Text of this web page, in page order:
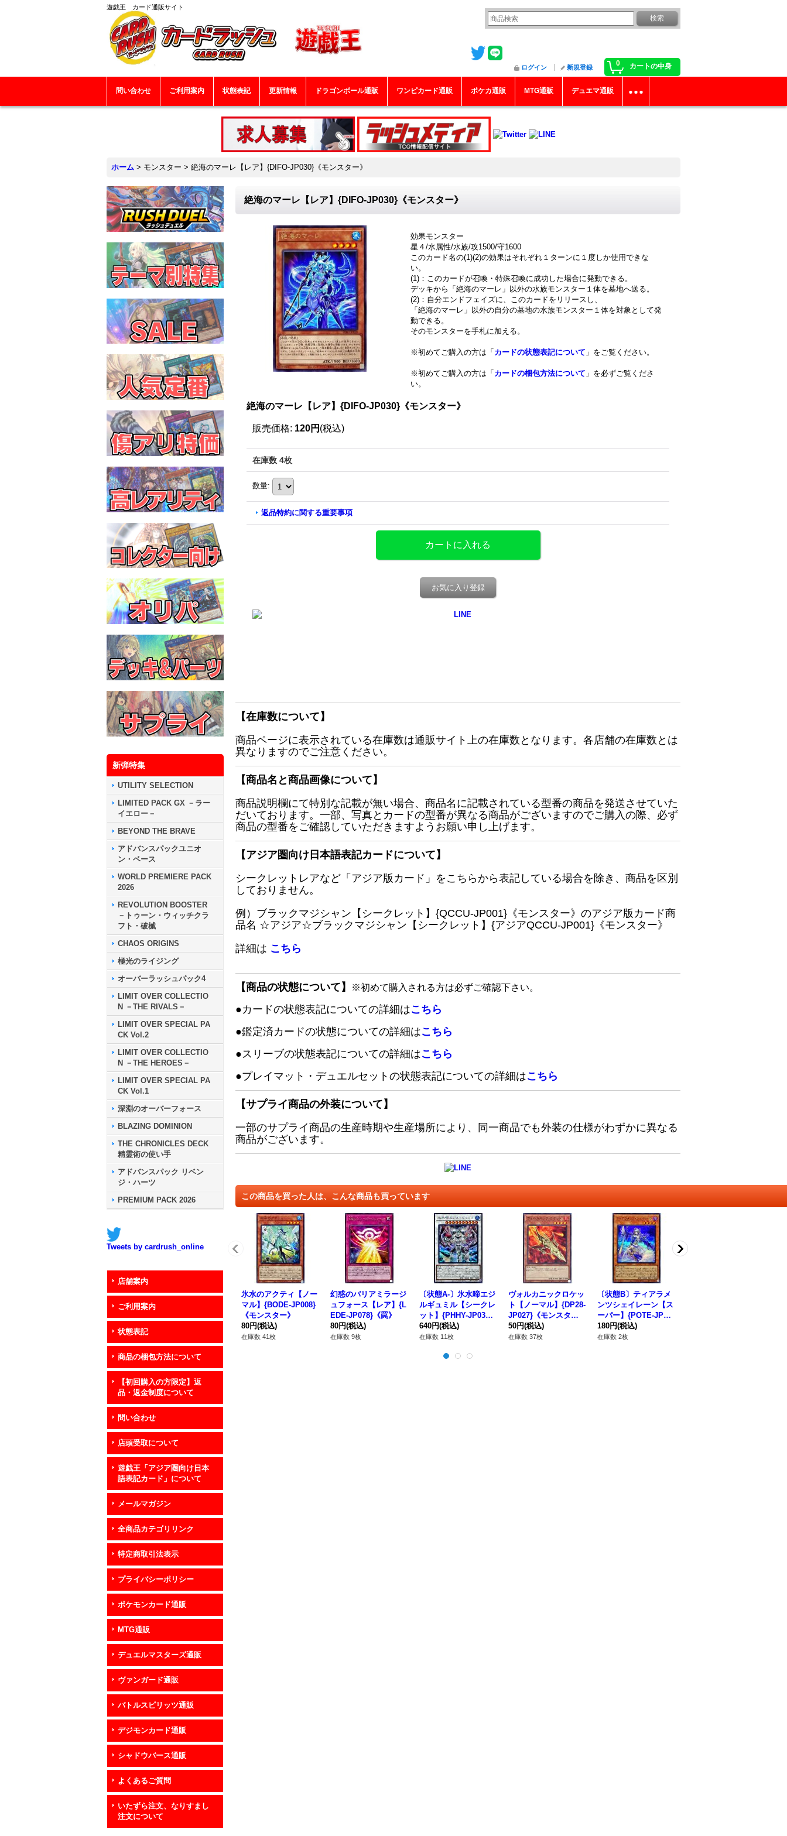
遊戯王 カード通販サイト
0 カートの中身
ログイン 新規登録
問い合わせ ご利用案内 状態表記 更新情報 ドラゴンボール通販 ワンピカード通販 ポケカ通販 MTG通販 デュエマ通販
ホーム > モンスター > 絶海のマーレ【レア】{DIFO-JP030}《モンスター》
新弾特集
UTILITY SELECTION
LIMITED PACK GX －ラー
イエロー－
BEYOND THE BRAVE
アドバンスパックユニオ
ン・ベース
WORLD PREMIERE PACK
2026
REVOLUTION BOOSTER
－トゥーン・ウィッチクラ
フト・破械
CHAOS ORIGINS
極光のライジング
オーバーラッシュパック4
LIMIT OVER COLLECTIO
N －THE RIVALS－
LIMIT OVER SPECIAL PA
CK Vol.2
LIMIT OVER COLLECTIO
N －THE HEROES－
LIMIT OVER SPECIAL PA
CK Vol.1
深淵のオーバーフォース
BLAZING DOMINION
THE CHRONICLES DECK
精霊術の使い手
アドバンスパック リベン
ジ・ハーツ
PREMIUM PACK 2026
Tweets by cardrush_online
店舗案内
ご利用案内
状態表記
商品の梱包方法について
【初回購入の方限定】返
品・返金制度について
問い合わせ
店頭受取について
遊戯王「アジア圏向け日本
語表記カード」について
メールマガジン
全商品カテゴリリンク
特定商取引法表示
プライバシーポリシー
ポケモンカード通販
MTG通販
デュエルマスターズ通販
ヴァンガード通販
バトルスピリッツ通販
デジモンカード通販
シャドウバース通販
よくあるご質問
いたずら注文、なりすまし
注文について
絶海のマーレ【レア】{DIFO-JP030}《モンスター》
効果モンスター
星４/水属性/水族/攻1500/守1600
このカード名の(1)(2)の効果はそれぞれ１ターンに１度しか使用できな
い。
(1)：このカードが召喚・特殊召喚に成功した場合に発動できる。
デッキから「絶海のマーレ」以外の水族モンスター１体を墓地へ送る。
(2)：自分エンドフェイズに、このカードをリリースし、
「絶海のマーレ」以外の自分の墓地の水族モンスター１体を対象として発
動できる。
そのモンスターを手札に加える。
※初めてご購入の方は「 カードの状態表記について 」をご覧ください。
※初めてご購入の方は「 カードの梱包方法について 」を必ずご覧くださ
い。
絶海のマーレ【レア】{DIFO-JP030}《モンスター》
販売価格: 120円 (税込)
在庫数 4枚
数量:
返品特約に関する重要事項
お気に入り登録
【在庫数について】
商品ページに表示されている在庫数は通販サイト上の在庫数となります。各店舗の在庫数とは
異なりますのでご注意ください。
【商品名と商品画像について】
商品説明欄にて特別な記載が無い場合、商品名に記載されている型番の商品を発送させていた
だいております。一部、写真とカードの型番が異なる商品がございますのでご購入の際、必ず
商品の型番をご確認していただきますようお願い申し上げます。
【アジア圏向け日本語表記カードについて】
シークレットレアなど「アジア版カード」をこちらから表記している場合を除き、商品を区別
しておりません。
例）ブラックマジシャン【シークレット】{QCCU-JP001}《モンスター》のアジア版カード商
品名 ☆アジア☆ブラックマジシャン【シークレット】{アジアQCCU-JP001}《モンスター》
詳細は こちら
【商品の状態について】 ※初めて購入される方は必ずご確認下さい。
●カードの状態表記についての詳細はこちら
●鑑定済カードの状態についての詳細はこちら
●スリーブの状態表記についての詳細はこちら
●プレイマット・デュエルセットの状態表記についての詳細はこちら
【サプライ商品の外装について】
一部のサプライ商品の生産時期や生産場所により、同一商品でも外装の仕様がわずかに異なる
商品がございます。
この商品を買った人は、こんな商品も買っています
氷水のアクティ【ノー
マル】{BODE-JP008}
《モンスター》
80円(税込)
在庫数 41枚
幻惑のバリアミラージ
ュフォース【レア】{L
EDE-JP078}《罠》
80円(税込)
在庫数 9枚
〔状態A-〕氷水啼エジ
ルギュミル【シークレ
ット】{PHHY-JP038}
《シンクロ》
640円(税込)
在庫数 11枚
ヴォルカニックロケッ
ト【ノーマル】{DP28-
JP027}《モンスタ
ー》
50円(税込)
在庫数 37枚
〔状態B〕ティアラメ
ンツシェイレーン【ス
ーパー】{POTE-JP01
4}《モンスター》
180円(税込)
在庫数 2枚